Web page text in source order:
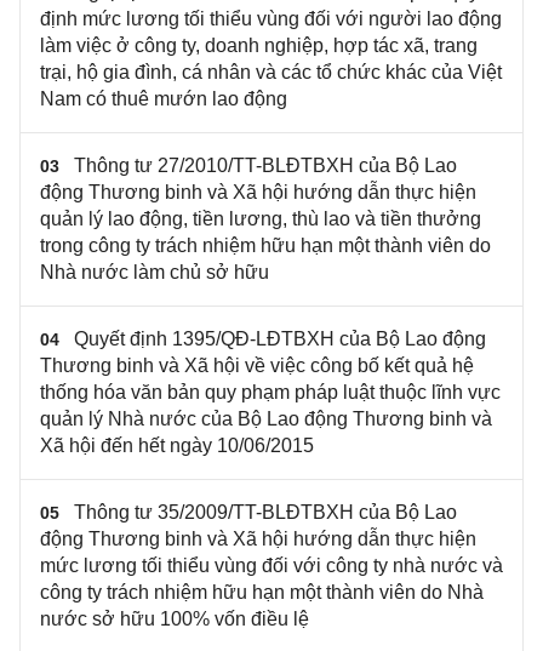
định mức lương tối thiểu vùng đối với người lao động
làm việc ở công ty, doanh nghiệp, hợp tác xã, trang
trại, hộ gia đình, cá nhân và các tổ chức khác của Việt
Nam có thuê mướn lao động
03
Thông tư 27/2010/TT-BLĐTBXH của Bộ Lao
động Thương binh và Xã hội hướng dẫn thực hiện
quản lý lao động, tiền lương, thù lao và tiền thưởng
trong công ty trách nhiệm hữu hạn một thành viên do
Nhà nước làm chủ sở hữu
04
Quyết định 1395/QĐ-LĐTBXH của Bộ Lao động
Thương binh và Xã hội về việc công bố kết quả hệ
thống hóa văn bản quy phạm pháp luật thuộc lĩnh vực
quản lý Nhà nước của Bộ Lao động Thương binh và
Xã hội đến hết ngày 10/06/2015
05
Thông tư 35/2009/TT-BLĐTBXH của Bộ Lao
động Thương binh và Xã hội hướng dẫn thực hiện
mức lương tối thiểu vùng đối với công ty nhà nước và
công ty trách nhiệm hữu hạn một thành viên do Nhà
nước sở hữu 100% vốn điều lệ